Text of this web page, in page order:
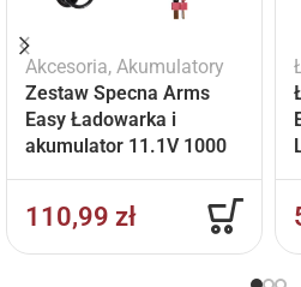
Akcesoria, Akumulatory
Zestaw Specna Arms
Easy Ładowarka i
akumulator 11.1V 1000
110,99 zł